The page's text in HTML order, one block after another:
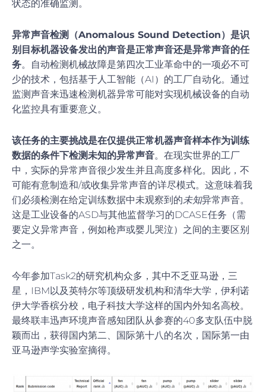
状态的准确监测。
异常声音检测（Anomalous Sound Detection）是识
别目标机器设备发出的声音是正常声音还是异常声音的任
务。自动检测机械故障是第四次工业革命中的一项必不可
少的技术，包括基于人工智能（AI）的工厂自动化。通过
监测声音来迅速检测机器异常可能对实现机械设备的自动
化监控具有重要意义。
该任务的主要挑战是在仅提供正常机器声音样本作为训练
数据的条件下检测未知的异常声音。在现实世界的工厂
中，实际的异常声音很少发生并且高度多样化。因此，不
可能有意制造和/或收集异常声音的详尽模式。这意味着我
们必须检测在给定训练数据中未观察到的未知异常声音。
这是工业设备的ASD与其他监督学习的DCASE任务（需
要定义异常声音，例如枪声或婴儿哭泣）之间的主要区别
之一。
今年参加Task2的研究机构众多，其中不乏亚马逊，三
星，IBM以及英特尔等顶级研发机构和清华大学，伊利诺
伊大学香槟分校，电子科技大学这样的国内外知名高校。
最终联丰迅声环境声音感知团队从参赛的40多支队伍中脱
颖而出，获得国内第二、国际第十八的名次，国际第一由
亚马逊声学实验室摘得。